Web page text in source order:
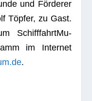
und För­de­rer
Töp­fer, zu Gast.
Schiff­fahrt­Mu­
im Inter­net
.